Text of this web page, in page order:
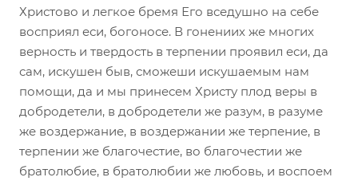
Христово и легкое бремя Его вседушно на себе
восприял еси, богоносе. В гонениих же многих
верность и твердость в терпении проявил еси, да
сам, искушен быв, сможеши искушаемым нам
помощи, да и мы принесем Христу плод веры в
добродетели, в добродетели же разум, в разуме
же воздержание, в воздержании же терпение, в
терпении же благочестие, во благочестии же
братолюбие, в братолюбии же любовь, и воспоем